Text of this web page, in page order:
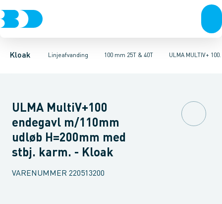
Kloak Linjeafvanding
Rør & fittingsBrøndeBrøndgodsLinjeafvanding Tanke,
100 mm 25T & 40T
100 mm 1,5T, 12,5T & 25T 100 mm 25T & 40T 100 mm 90T150
ULMA MULTIV+
ULMA MULTIV+ 100. Galvaniseret ULMA MULTIV+ 100.
ULMA MultiV+100
endegavl m/110mm
udløb H=200mm med
stbj. karm. - Kloak
VARENUMMER 220513200